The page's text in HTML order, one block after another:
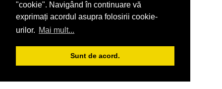
"cookie". Navigând în continuare vă
exprimați acordul asupra folosirii cookie-
urilor. Mai mult...
Sunt de acord.